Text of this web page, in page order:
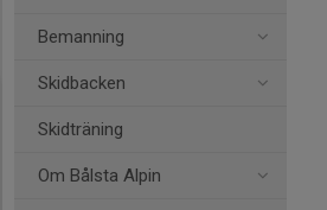
Bemanning
Skidbacken
Skidträning
Om Bålsta Alpin